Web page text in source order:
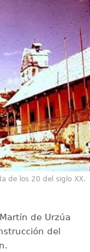
de los 20 del siglo XX.
de Urzúa
del